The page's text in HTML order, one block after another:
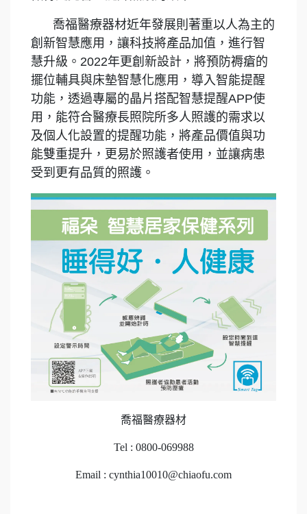
喬福醫療器材近年發展則著重以人為主的
創新智慧應用，讓科技將產品加值，進行智
慧升級。2022年更創新設計，將預防褥瘡的
擺位輔具與床墊智慧化應用，導入智能提醒
功能，透過專屬的晶片搭配智慧提醒APP使
用，能符合醫療長照院所多人照護的需求以
及個人化設置的提醒功能，將產品價值與功
能雙重提升，更易於照護者使用，並讓病患
受到更有品質的照護。
喬福醫療器材
Tel : 0800-069988
Email : cynthia10010@chiaofu.com